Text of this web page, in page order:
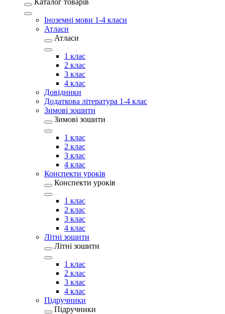
Каталог товарів
Іноземні мови 1-4 класи
Атласи
Атласи
1 клас
2 клас
3 клас
4 клас
Довідники
Додаткова література 1-4 клас
Зимові зошити
Зимові зошити
1 клас
2 клас
3 клас
4 клас
Конспекти уроків
Конспекти уроків
1 клас
2 клас
3 клас
4 клас
Літні зошити
Літні зошити
1 клас
2 клас
3 клас
4 клас
Підручники
Підручники